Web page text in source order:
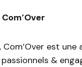
Com’Over est
&